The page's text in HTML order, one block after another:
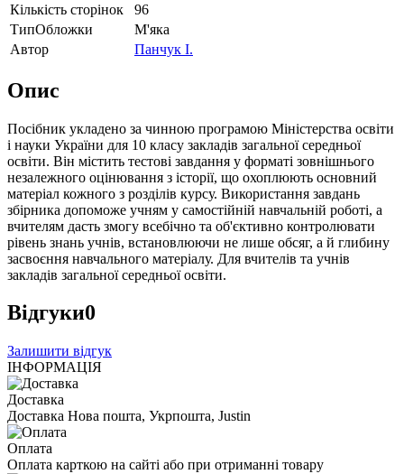
Кількість сторінок
96
ТипОбложки
М'яка
Автор
Панчук І.
Опис
Посібник укладено за чинною програмою Міністерства освіти
і науки України для 10 класу закладів загальної середньої
освіти. Він містить тестові завдання у форматі зовнішнього
незалежного оцінювання з історії, що охоплюють основний
матеріал кожного з розділів курсу. Використання завдань
збірника допоможе учням у самостійній навчальній роботі, а
вчителям дасть змогу всебічно та об'єктивно контролювати
рівень знань учнів, встановлюючи не лише обсяг, а й глибину
засвоєння навчального матеріалу. Для вчителів та учнів
закладів загальної середньої освіти.
Відгуки0
Залишити відгук
ІНФОРМАЦІЯ
Доставка
Доставка Нова пошта, Укрпошта, Justin
Оплата
Оплата карткою на сайті або при отриманні товару